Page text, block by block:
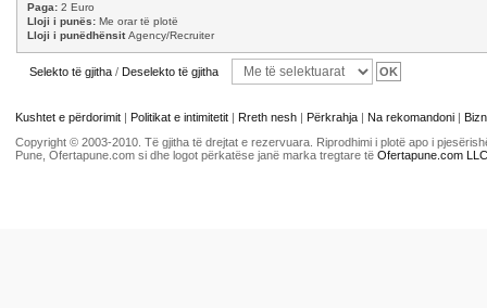
Paga: 2 Euro
Lloji i punës: Me orar të plotë
Lloji i punëdhënsitAgency/Recruiter
Selekto të gjitha / Deselekto të gjitha
Kushtet e përdorimit | Politikat e intimitetit | Rreth nesh | Përkrahja | Na rekomandoni |
Copyright © 2003-2010. Të gjitha të drejtat e rezervuara. Riprodhimi i plotë apo i
Pune, Ofertapune.com si dhe logot përkatëse janë marka tregtare të Ofertapune.com LLC